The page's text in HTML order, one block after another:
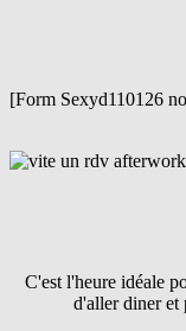
[Form Sexyd110126
C'est l'heure idéale
d'aller diner et